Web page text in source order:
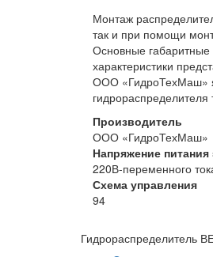
Монтаж
так и при помощи
Основные
характеристики
ООО «ГидроТехМаш»
Производитель
ООО «ГидроТехМаш»
Напряжение питания
220В-переменного
Схема управления
94
Гидрораспределитель